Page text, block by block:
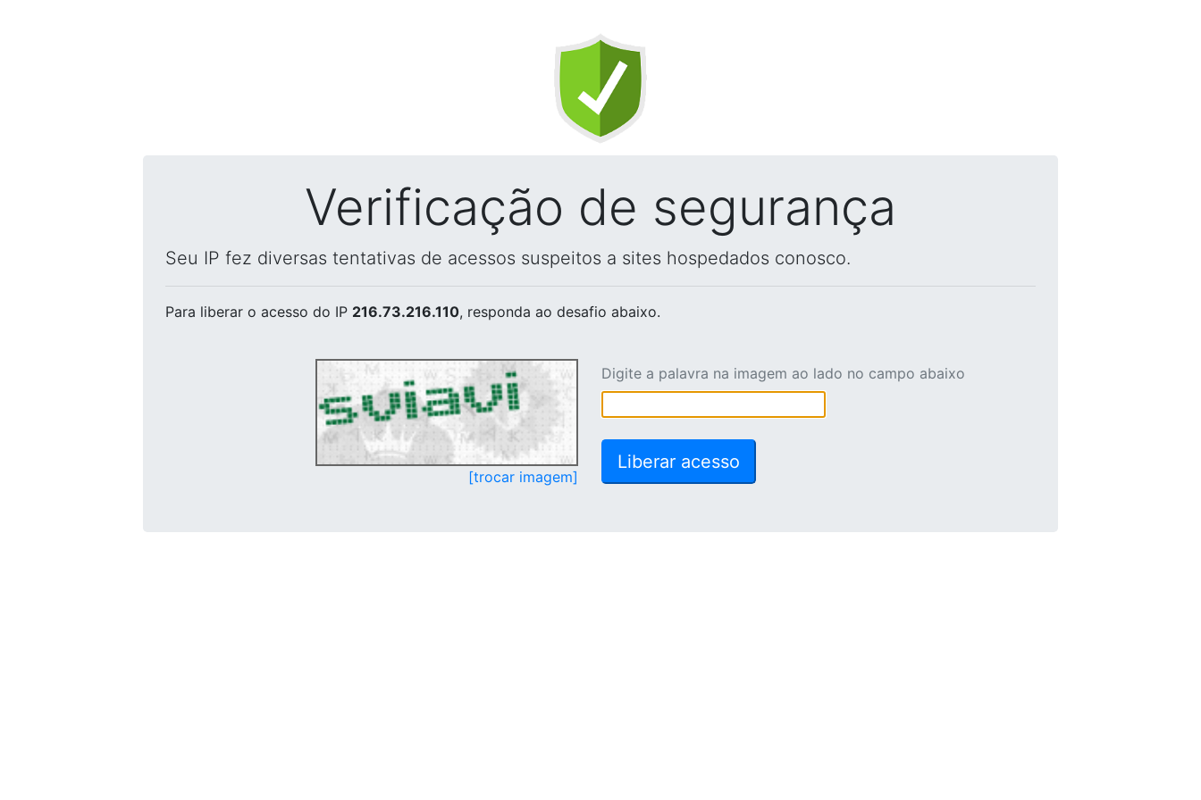
Verificação de segurança
Seu IP fez diversas tentativas de acessos suspeitos a sites hospedados conosco.
Para liberar o acesso do IP 216.73.216.110, responda ao desafio abaixo.
[trocar imagem]
Digite a palavra na imagem ao lado no campo abaixo